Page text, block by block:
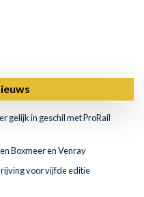
gelijk in geschil met ProRail
Boxmeer en Venray
voor vijfde editie